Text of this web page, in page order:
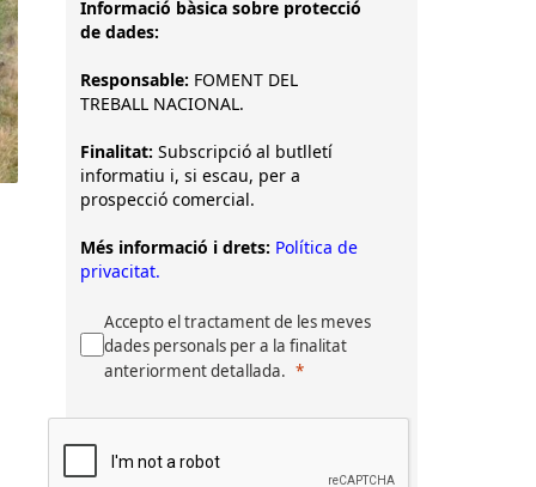
Informació bàsica sobre protecció
de dades:
Responsable: FOMENT DEL
TREBALL NACIONAL.
Finalitat: Subscripció al butlletí
informatiu i, si escau, per a
prospecció comercial.
Més informació i drets: Política de
privacitat.
Accepto el tractament de les meves
dades personals per a la finalitat
anteriorment detallada.